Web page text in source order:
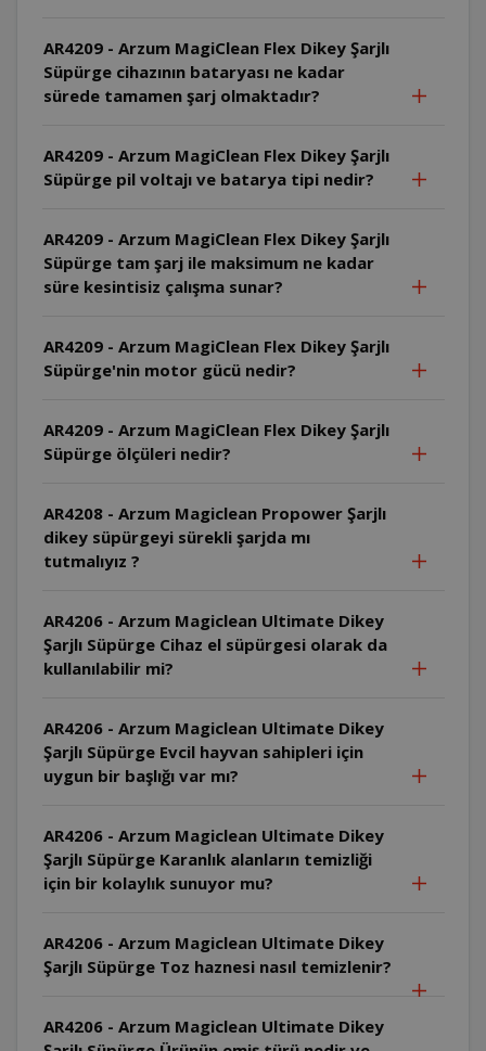
AR4209 - Arzum MagiClean Flex Dikey Şarjlı
Süpürge cihazının bataryası ne kadar
sürede tamamen şarj olmaktadır?
AR4209 - Arzum MagiClean Flex Dikey Şarjlı
Süpürge pil voltajı ve batarya tipi nedir?
AR4209 - Arzum MagiClean Flex Dikey Şarjlı
Süpürge tam şarj ile maksimum ne kadar
süre kesintisiz çalışma sunar?
AR4209 - Arzum MagiClean Flex Dikey Şarjlı
Süpürge'nin motor gücü nedir?
AR4209 - Arzum MagiClean Flex Dikey Şarjlı
Süpürge ölçüleri nedir?
AR4208 - Arzum Magiclean Propower Şarjlı
dikey süpürgeyi sürekli şarjda mı
tutmalıyız ?
AR4206 - Arzum Magiclean Ultimate Dikey
Şarjlı Süpürge Cihaz el süpürgesi olarak da
kullanılabilir mi?
AR4206 - Arzum Magiclean Ultimate Dikey
Şarjlı Süpürge Evcil hayvan sahipleri için
uygun bir başlığı var mı?
AR4206 - Arzum Magiclean Ultimate Dikey
Şarjlı Süpürge Karanlık alanların temizliği
için bir kolaylık sunuyor mu?
AR4206 - Arzum Magiclean Ultimate Dikey
Şarjlı Süpürge Toz haznesi nasıl temizlenir?
AR4206 - Arzum Magiclean Ultimate Dikey